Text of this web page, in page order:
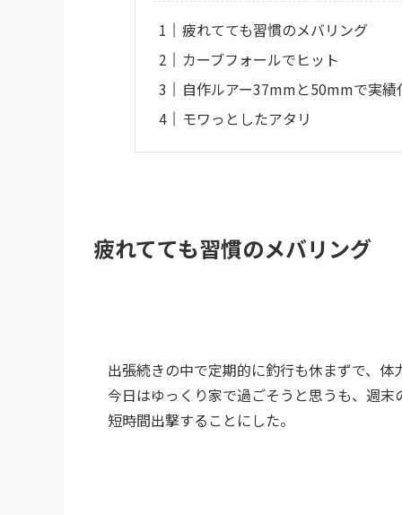
疲れてても習慣のメバリング
カーブフォールでヒット
自作ルアー37mmと50mmで実績
モワっとしたアタリ
疲れてても習慣のメバリング
出張続きの中で定期的に釣行も休まずで、
今日はゆっくり家で過ごそうと思うも、週
短時間出撃することにした。